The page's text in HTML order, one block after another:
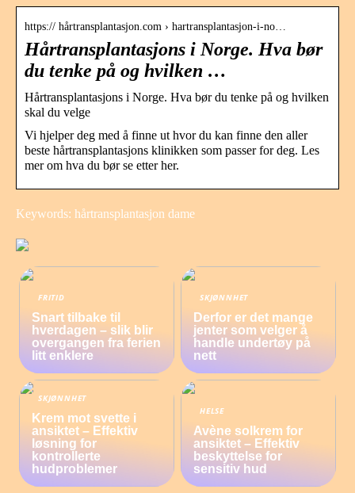
https:// hårtransplantasjon.com › hartransplantasjon-i-no…
Hårtransplantasjons i Norge. Hva bør
du tenke på og hvilken …
Hårtransplantasjons i Norge. Hva bør du tenke på og hvilken
skal du velge
Vi hjelper deg med å finne ut hvor du kan finne den aller
beste hårtransplantasjons klinikken som passer for deg. Les
mer om hva du bør se etter her.
Keywords: hårtransplantasjon dame
FRITID
Snart tilbake til
hverdagen – slik blir
overgangen fra ferien
litt enklere
SKJØNNHET
Derfor er det mange
jenter som velger å
handle undertøy på
nett
SKJØNNHET
Krem mot svette i
ansiktet – Effektiv
løsning for
kontrollerte
hudproblemer
HELSE
Avène solkrem for
ansiktet – Effektiv
beskyttelse for
sensitiv hud